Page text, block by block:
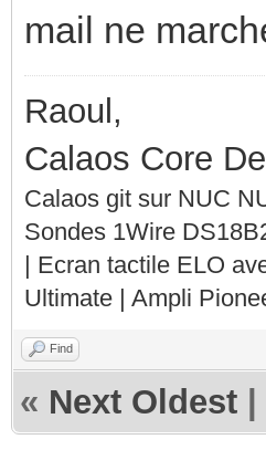
mail ne
Raoul,
Calaos Core
Calaos git sur NUC
Sondes 1Wire
| Ecran tactile ELO
Ultimate | Ampli
Find
« Next Oldest